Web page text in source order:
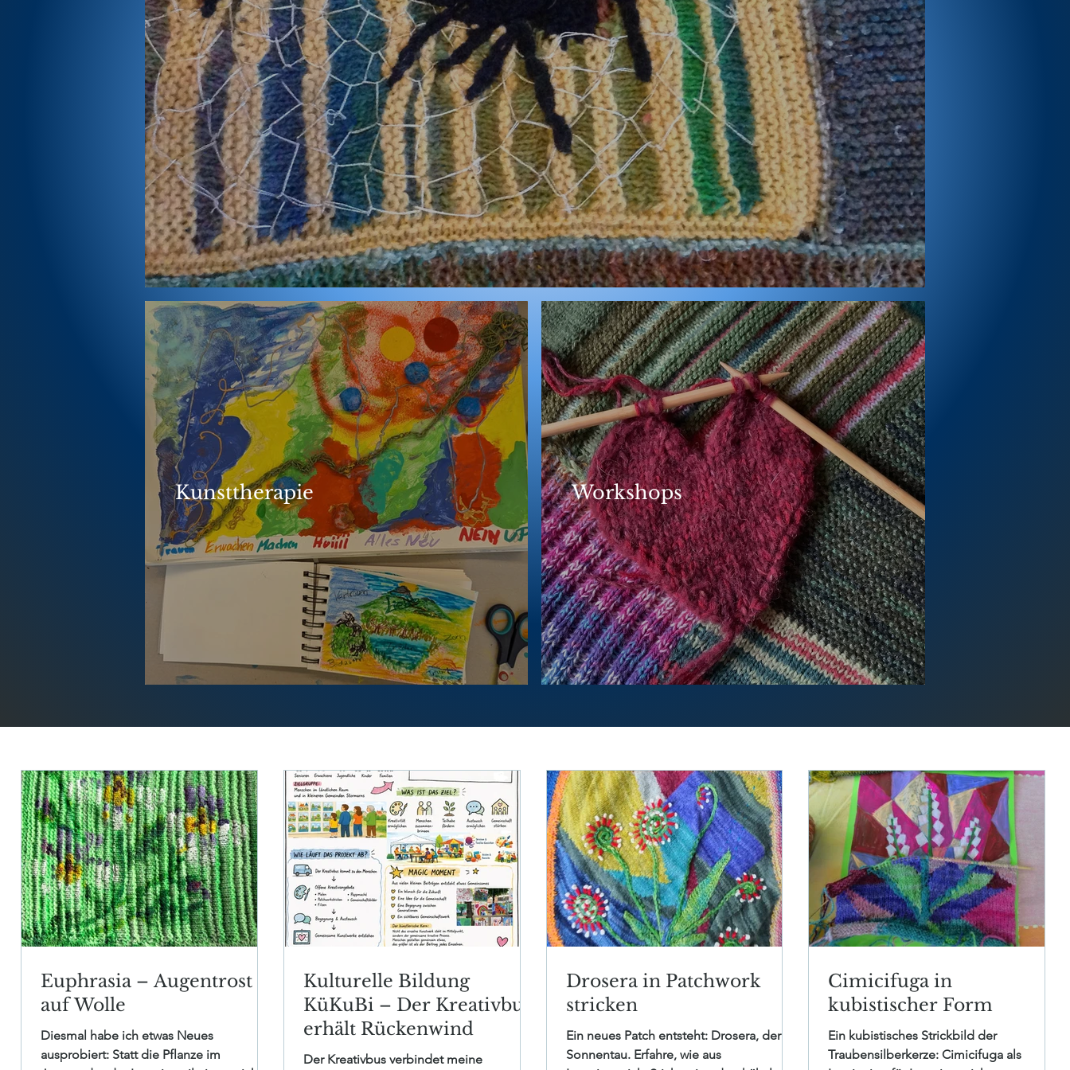
Kunsttherapie Workshops
Euphrasia – Augentrost
auf Wolle
Diesmal habe ich etwas Neues
ausprobiert: Statt die Pflanze im
Kulturelle Bildung
KüKuBi – Der Kreativbus
erhält Rückenwind
Der Kreativbus verbindet meine
Drosera in Patchwork
stricken
Ein neues Patch entsteht: Drosera, der
Sonnentau. Erfahre, wie aus
Cimicifuga in
kubistischer Form
Ein kubistisches Strickbild der
Traubensilberkerze: Cimicifuga als